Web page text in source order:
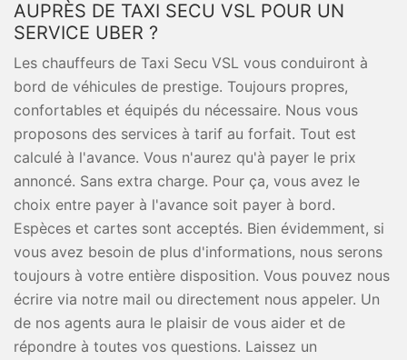
AUPRÈS DE TAXI SECU VSL POUR UN
SERVICE UBER ?
Les chauffeurs de Taxi Secu VSL vous conduiront à
bord de véhicules de prestige. Toujours propres,
confortables et équipés du nécessaire. Nous vous
proposons des services à tarif au forfait. Tout est
calculé à l'avance. Vous n'aurez qu'à payer le prix
annoncé. Sans extra charge. Pour ça, vous avez le
choix entre payer à l'avance soit payer à bord.
Espèces et cartes sont acceptés. Bien évidemment, si
vous avez besoin de plus d'informations, nous serons
toujours à votre entière disposition. Vous pouvez nous
écrire via notre mail ou directement nous appeler. Un
de nos agents aura le plaisir de vous aider et de
répondre à toutes vos questions. Laissez un